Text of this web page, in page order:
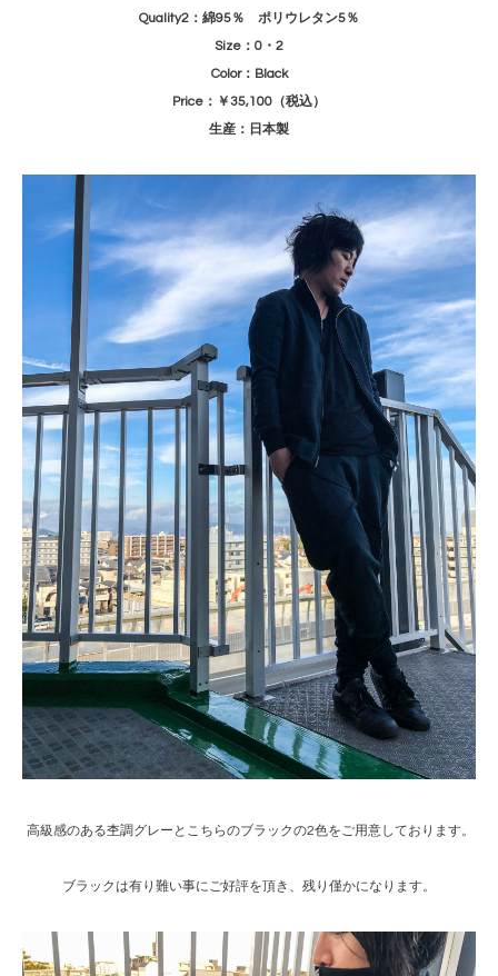
Quality2：綿95％ ポリウレタン5％
Size：0・2
Color：Black
Price：￥35,100（税込）
生産：日本製
高級感のある杢調グレーとこちらのブラックの2色をご用意しております。
ブラックは有り難い事にご好評を頂き、残り僅かになります。